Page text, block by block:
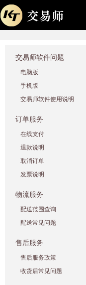
交易师软件问题
电脑版
手机版
交易师软件使用说明
订单服务
在线支付
退款说明
取消订单
发票说明
物流服务
配送范围查询
配送常见问题
售后服务
售后服务政策
收货后常见问题